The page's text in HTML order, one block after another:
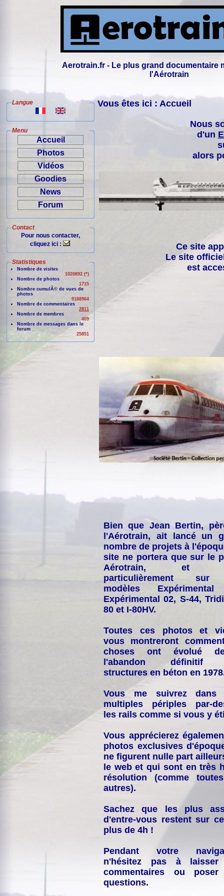
Aerotrain.fr - Le plus grand documentaire
l'Aérotrain
Langue
Menu
Accueil
Photos
Vidéos
Goodies
News
Forum
Contact
Pour nous contacter,
cliquez ici :
Statistiques
Nombre de visites
1020892 (*)
Nombre de photos
1715
Nombre cumulÃ© de vues de
photos
9188964
Nombre de commentaires
2811
Nombre de membres
409
Nombre de messages dans le
forum
25851
Vous êtes ici : Accueil
Nous
d'un
alors
Ce site
Le site
est
Bien que Jean Bertin,
l'Aérotrain, ait lancé un
nombre de projets à
site ne portera que sur le
Aérotrain, et
particulièrement
modèles
Expérimental 02, S-44,
80 et I-80HV.
Toutes ces photos et
vous montreront
choses ont évolué
l'abandon définitif
structures en béton en
Vous me suivrez dans
multiples périples par-
les rails comme si vous y
Vous apprécierez
photos exclusives
ne figurent nulle part
le web et qui sont en très
résolution (comme
autres).
Sachez que les plus
d'entre-vous restent sur
plus de 4h !
Pendant votre
n'hésitez pas à laisser
commentaires ou
questions.